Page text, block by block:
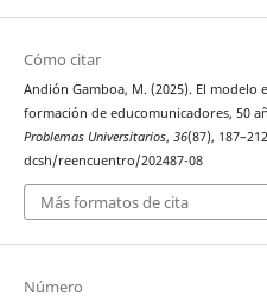
Cómo citar
Andión Gamboa, M. (2025). El modelo
formación de educomunicadores, 50
Problemas Universitarios, 36(87),
dcsh/reencuentro/202487-08
Más formatos de cita
Número